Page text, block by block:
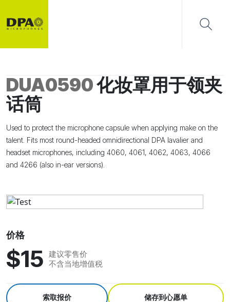
DUA0590化妆罩用于领夹
话筒
Used to protect the microphone capsule when applying make on the
talent. Fits most round-headed omnidirectional DPA lavalier and
headset microphones, including 4060, 4061, 4062, 4063, 4066
and 4266 (also in-ear versions).
价格
$15 建议零售价
不含当地增值税
索取报价 储存到心愿单